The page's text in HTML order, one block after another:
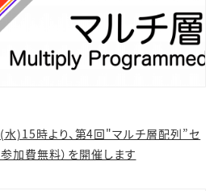
)15時より、第4回"マルチ層配列”セ
参加費無料）を開催します